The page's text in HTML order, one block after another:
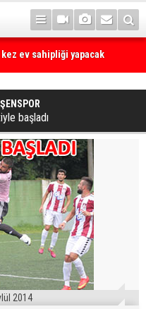
ev sahipliği yapacak
başladı
2014